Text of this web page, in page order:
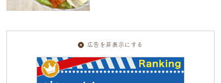
広告を非表示にする